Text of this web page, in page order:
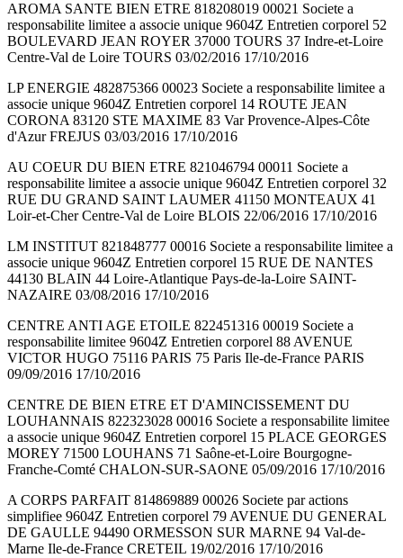
AROMA SANTE BIEN ETRE 818208019 00021 Societe a
responsabilite limitee a associe unique 9604Z Entretien corporel 52
BOULEVARD JEAN ROYER 37000 TOURS 37 Indre-et-Loire
Centre-Val de Loire TOURS 03/02/2016 17/10/2016
LP ENERGIE 482875366 00023 Societe a responsabilite limitee a
associe unique 9604Z Entretien corporel 14 ROUTE JEAN
CORONA 83120 STE MAXIME 83 Var Provence-Alpes-Côte
d'Azur FREJUS 03/03/2016 17/10/2016
AU COEUR DU BIEN ETRE 821046794 00011 Societe a
responsabilite limitee a associe unique 9604Z Entretien corporel 32
RUE DU GRAND SAINT LAUMER 41150 MONTEAUX 41
Loir-et-Cher Centre-Val de Loire BLOIS 22/06/2016 17/10/2016
LM INSTITUT 821848777 00016 Societe a responsabilite limitee a
associe unique 9604Z Entretien corporel 15 RUE DE NANTES
44130 BLAIN 44 Loire-Atlantique Pays-de-la-Loire SAINT-
NAZAIRE 03/08/2016 17/10/2016
CENTRE ANTI AGE ETOILE 822451316 00019 Societe a
responsabilite limitee 9604Z Entretien corporel 88 AVENUE
VICTOR HUGO 75116 PARIS 75 Paris Ile-de-France PARIS
09/09/2016 17/10/2016
CENTRE DE BIEN ETRE ET D'AMINCISSEMENT DU
LOUHANNAIS 822323028 00016 Societe a responsabilite limitee
a associe unique 9604Z Entretien corporel 15 PLACE GEORGES
MOREY 71500 LOUHANS 71 Saône-et-Loire Bourgogne-
Franche-Comté CHALON-SUR-SAONE 05/09/2016 17/10/2016
A CORPS PARFAIT 814869889 00026 Societe par actions
simplifiee 9604Z Entretien corporel 79 AVENUE DU GENERAL
DE GAULLE 94490 ORMESSON SUR MARNE 94 Val-de-
Marne Ile-de-France CRETEIL 19/02/2016 17/10/2016